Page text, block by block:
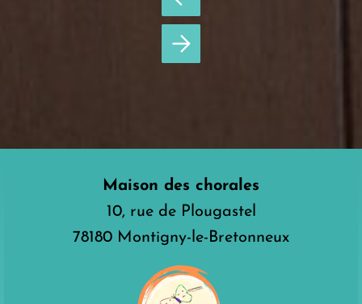
Maison des chorales
10, rue de Plougastel
78180 Montigny-le-Bretonneux